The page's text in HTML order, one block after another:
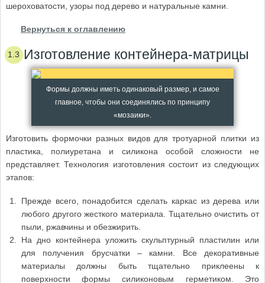
шероховатости, узоры под дерево и натуральные камни.
Вернуться к оглавлению
Изготовление контейнера-матрицы
Формы должны иметь одинаковый размер, и самое
главное, чтобы они соединялись по принципу
«мозаики».
Изготовить формочки разных видов для тротуарной плитки из
пластика, полиуретана и силикона особой сложности не
представляет. Технология изготовления состоит из следующих
этапов:
Прежде всего, понадобится сделать каркас из дерева или
любого другого жесткого материала. Тщательно очистить от
пыли, ржавчины и обезжирить.
На дно контейнера уложить скульптурный пластилин или
для получения брусчатки – камни. Все декоративные
материалы должны быть тщательно приклеены к
поверхности формы силиконовым герметиком. Это